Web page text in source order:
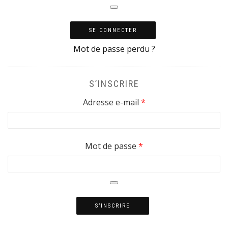
SE CONNECTER
Mot de passe perdu ?
S’INSCRIRE
Adresse e-mail *Obligatoire
Mot de passe *
S’INSCRIRE